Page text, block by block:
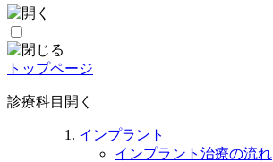
トップページ
診療科目 開く
インプラント
インプラント治療の流れ